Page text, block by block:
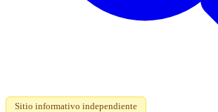
Sitio informativo independiente